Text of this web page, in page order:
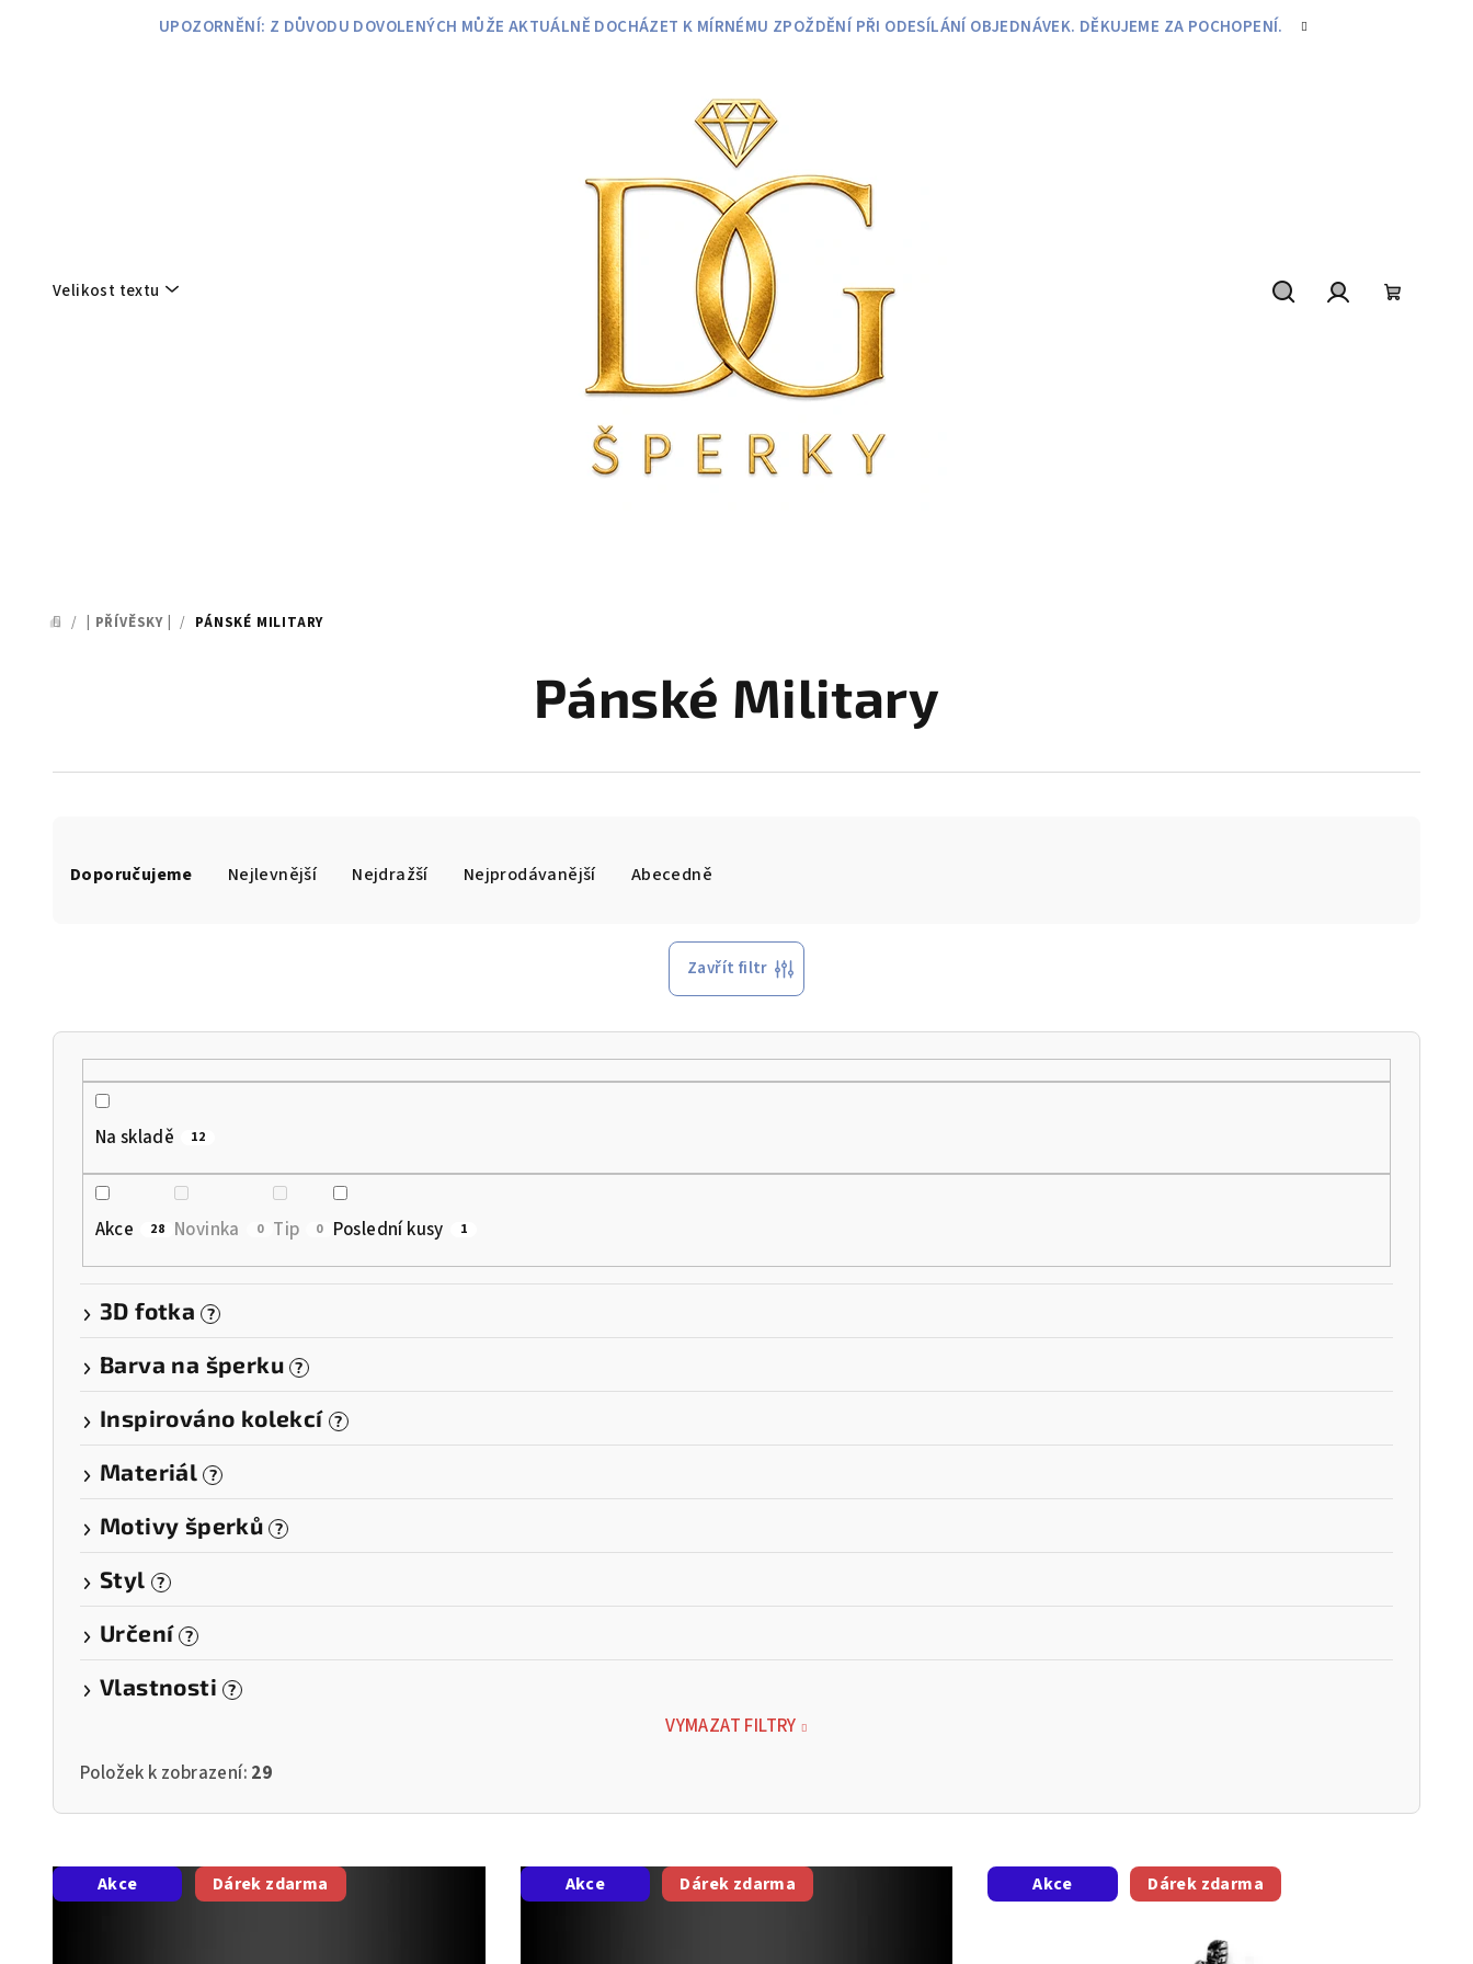
UPOZORNĚNÍ: Z DŮVODU DOVOLENÝCH MŮŽE AKTUÁLNĚ DOCHÁZET K MÍRNÉMU ZPOŽDĚNÍ PŘI ODESÍLÁNÍ OBJEDNÁVEK. DĚKUJEME ZA POCHOPENÍ.
Velikost textu
DOMŮ
/ | PŘÍVĚSKY | / PÁNSKÉ MILITARY
Pánské Military
aDoporučujeme Nejlevnější Nejdražší Nejprodávanější Abecedně
Zavřít filtr
Na skladě 12
Akce 28 Novinka 0 Tip 0 Poslední kusy 1
3D fotka ?
Barva na šperku ?
Inspirováno kolekcí ?
Materiál ?
Motivy šperků ?
Styl ?
Určení ?
Vlastnosti ?
VYMAZAT FILTRY
Položek k zobrazení: 29
V
ý
Akce Dárek zdarma Akce Dárek zdarma Akce Dárek zdarma